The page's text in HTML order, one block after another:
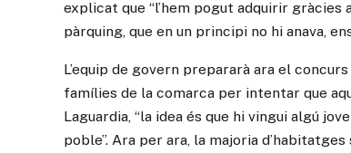
explicat que “l’hem pogut adquirir gràcies
pàrquing, que en un principi no hi anava,
L’equip de govern prepararà ara el
famílies de la comarca per intentar que
Laguardia, “la idea és que hi vingui algú
poble”. Ara per ara, la majoria